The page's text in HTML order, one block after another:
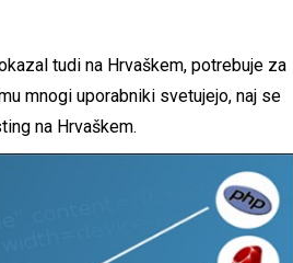
tudi na Hrvaškem, potrebuje za
mnogi uporabniki svetujejo, naj se
na Hrvaškem.